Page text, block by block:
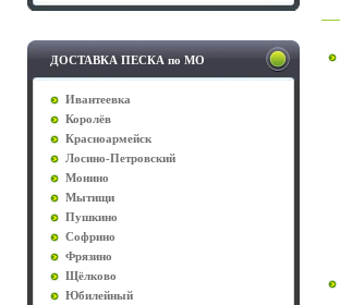
ДОСТАВКА ПЕСКА по МО
Ивантеевка
Королёв
Красноармейск
Лосино-Петровский
Монино
Мытищи
Пушкино
Софрино
Фрязино
Щёлково
Юбилейный